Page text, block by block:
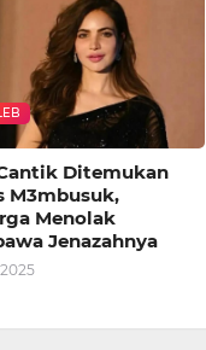
Ditemukan
M3mbusuk,
Menolak
Jenazahnya